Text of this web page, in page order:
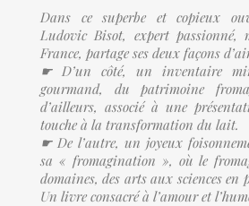
Dans ce superbe et copieux
Ludovic Bisot, expert passionné,
France, partage ses deux façons
☛ D’un côté, un inventaire
gourmand, du patrimoine
d’ailleurs, associé à une
touche à la transformation du lait.
☛ De l’autre, un joyeux
sa « fromagination », où le
domaines, des arts aux sciences en
Un livre consacré à l’amour et